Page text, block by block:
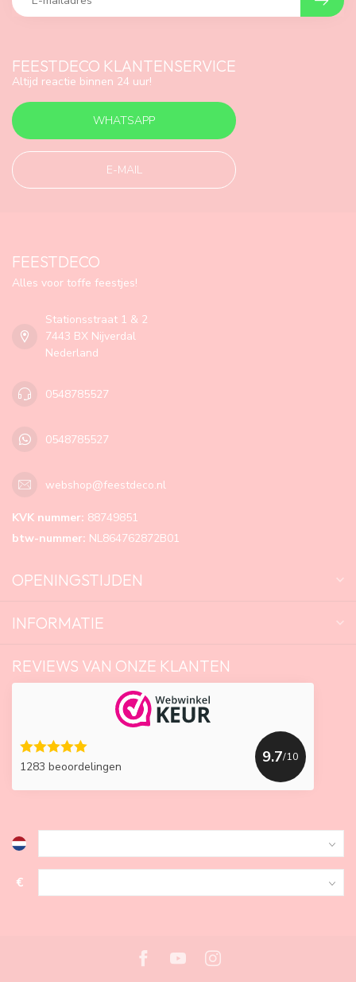
FEESTDECO KLANTENSERVICE
Altijd reactie binnen 24 uur!
WHATSAPP
E-MAIL
FEESTDECO
Alles voor toffe feestjes!
Stationsstraat 1 & 2
7443 BX Nijverdal
Nederland
0548785527
0548785527
webshop@feestdeco.nl
KVK nummer: 88749851
btw-nummer: NL864762872B01
OPENINGSTIJDEN
INFORMATIE
REVIEWS VAN ONZE KLANTEN
1283 beoordelingen
9.7/10
€